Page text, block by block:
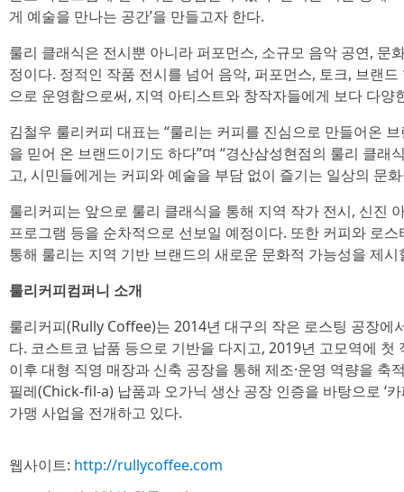
게 예술을 만나는 공간’을 만들고자 한다.
룰리 클래식은 전시뿐 아니라 퍼포먼스, 소규모 음악 공연, 문
정이다. 정적인 작품 전시를 넘어 음악, 퍼포먼스, 토크, 브랜
으로 운영함으로써, 지역 아티스트와 창작자들에게 보다 다
김철우 룰리커피 대표는 “룰리는 커피를 진심으로 만들어온
을 믿어 온 브랜드이기도 하다”며 “경산삼성현점의 룰리 클래
고, 시민들에게는 커피와 예술을 부담 없이 즐기는 일상의 문
룰리커피는 앞으로 룰리 클래식을 통해 지역 작가 전시, 신진
프로그램 등을 순차적으로 선보일 예정이다. 또한 커피와 로
통해 룰리는 지역 기반 브랜드의 새로운 문화적 가능성을 제시
룰리커피컴퍼니 소개
룰리커피(Rully Coffee)는 2014년 대구의 작은 로스팅 공장에
다. 코스트코 납품 등으로 기반을 다지고, 2019년 고모역에
이후 대형 직영 매장과 신축 공장을 통해 제조·운영 역량을 축
필레(Chick-fil-a) 납품과 오가닉 생산 공장 인증을 바탕으로 ‘
가맹 사업을 전개하고 있다.
웹사이트: http://rullycoffee.com